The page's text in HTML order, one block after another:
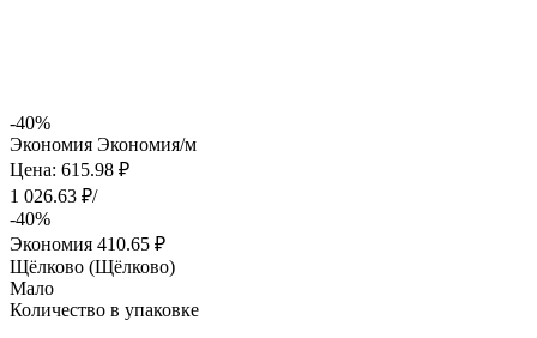
-40%
Экономия Экономия/м
Цена: 615.98 ₽
1 026.63 ₽/
-40%
Экономия 410.65 ₽
Щёлково (Щёлково)
Мало
Количество в упаковке